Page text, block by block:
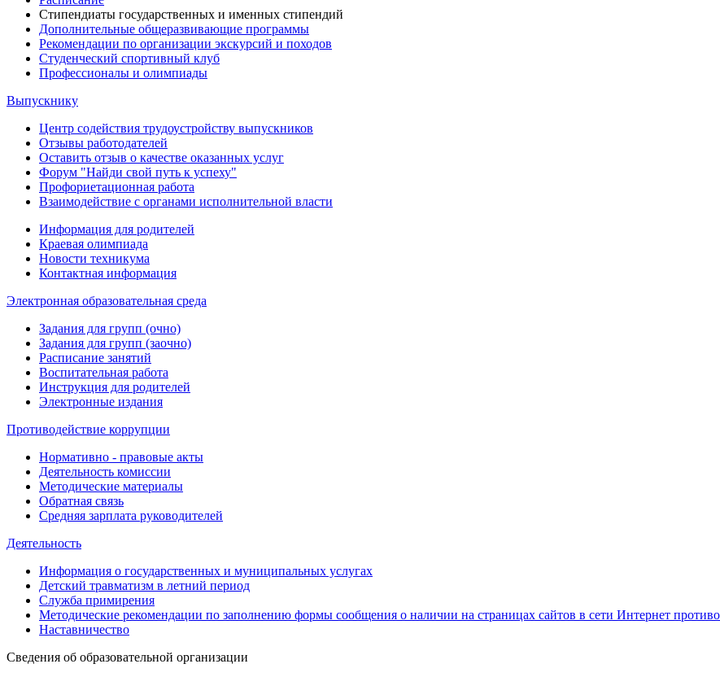
Стипендиаты государственных и именных стипендий
Дополнительные общеразвивающие программы
Рекомендации по организации экскурсий и походов
Студенческий спортивный клуб
Профессионалы и олимпиады
Выпускнику
Центр содействия трудоустройству выпускников
Отзывы работодателей
Оставить отзыв о качестве оказанных услуг
Форум "Найди свой путь к успеху"
Профориетационная работа
Взаимодействие с органами исполнительной власти
Информация для родителей
Краевая олимпиада
Новости техникума
Контактная информация
Электронная образовательная среда
Задания для групп (очно)
Задания для групп (заочно)
Расписание занятий
Воспитательная работа
Инструкция для родителей
Электронные издания
Противодействие коррупции
Нормативно - правовые акты
Деятельность комиссии
Методические материалы
Обратная связь
Средняя зарплата руководителей
Деятельность
Информация о государственных и муниципальных услугах
Детский травматизм в летний период
Служба примирения
Методические рекомендации по заполнению формы сообщения о наличии на страницах сайтов в сети Интернет
Наставничество
Сведения об образовательной организации